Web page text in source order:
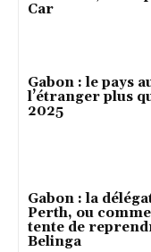
Car
Gabon : le pays
l’étranger plus
2025
Gabon : la
Perth, ou
tente de
Belinga